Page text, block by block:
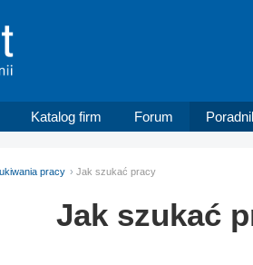
Katalog firm Forum
pracy Jak szukać pracy
Jak szukać